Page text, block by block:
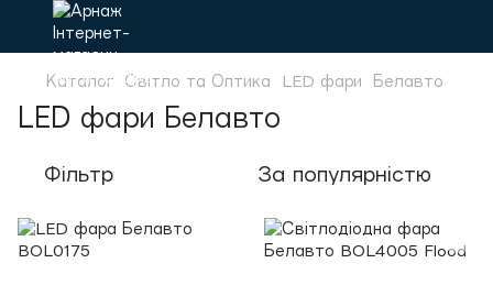
Каталог Світло та Оптика LED фари Белавто
LED фари Белавто
Фільтр За популярністю